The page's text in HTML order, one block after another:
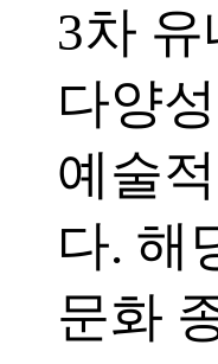
3차
다양
예술
다. 해
문화